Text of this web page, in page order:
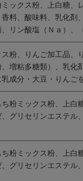
ックス粉、上白糖
料、酸味料、乳化
リン酸塩（Ｎａ）、
粉、りんご加工品、
増粘多糖類）、乳
成分・大豆・りんご
粉ミックス粉、上
グリセリンエステ
粉ミックス粉、上
グリセリンエステ